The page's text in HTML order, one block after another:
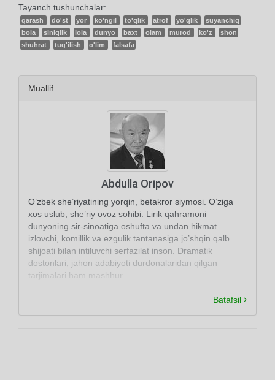
Tayanch tushunchalar:
qarash do'st yor ko'ngil to'qlik atrof yo'qlik
suyanchiq
bola
siniqlik lola dunyo baxt olam murod ko'z
shon
shuhrat
tug'ilish o'lim falsafa
Muallif
Abdulla Oripov
O’zbek she’riyatining yorqin, betakror siymosi. O’ziga
xos uslub, she’riy ovoz sohibi. Lirik qahramoni
dunyoning sir-sinoatiga oshufta va undan hikmat
izlovchi, komillik va ezgulik tantanasiga jo’shqin qalb
shijoati bilan intiluvchi serfazilat inson. Dramatik
dostonlari, jahon adabiyoti durdonalaridan qilgan
tarjimalari ham mashhur.
Batafsil